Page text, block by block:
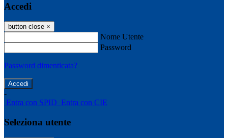
Accedi
button close ×
Nome Utente
Password
Password dimenticata?
-
Entra con SPID Entra con CIE
Seleziona utente